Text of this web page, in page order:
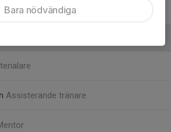
, U18
Assisterande tränare
Bara nödvändiga